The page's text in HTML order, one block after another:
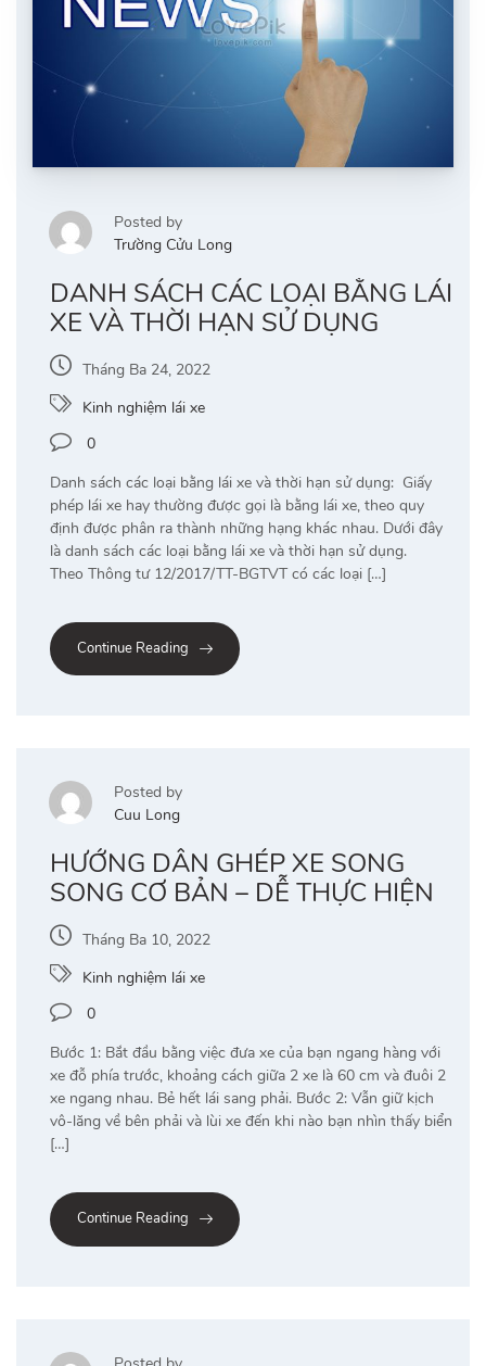
Posted by
Trường Cửu Long
DANH SÁCH CÁC LOẠI BẰNG LÁI
XE VÀ THỜI HẠN SỬ DỤNG
Tháng Ba 24, 2022
Kinh nghiệm lái xe
0
Danh sách các loại bằng lái xe và thời hạn sử dụng: Giấy
phép lái xe hay thường được gọi là bằng lái xe, theo quy
định được phân ra thành những hạng khác nhau. Dưới đây
là danh sách các loại bằng lái xe và thời hạn sử dụng.
Theo Thông tư 12/2017/TT-BGTVT có các loại […]
Continue Reading
Posted by
Cuu Long
HƯỚNG DẪN GHÉP XE SONG
SONG CƠ BẢN – DỄ THỰC HIỆN
Tháng Ba 10, 2022
Kinh nghiệm lái xe
0
Bước 1: Bắt đầu bằng việc đưa xe của bạn ngang hàng với
xe đỗ phía trước, khoảng cách giữa 2 xe là 60 cm và đuôi 2
xe ngang nhau. Bẻ hết lái sang phải. Bước 2: Vẫn giữ kịch
vô-lăng về bên phải và lùi xe đến khi nào bạn nhìn thấy biển
[…]
Continue Reading